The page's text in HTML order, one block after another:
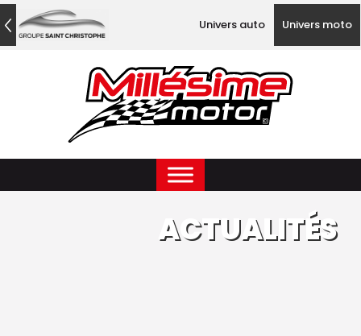
Univers auto Univers moto
ACTUALITÉS